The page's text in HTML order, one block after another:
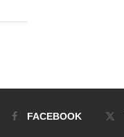
FACEBOOK